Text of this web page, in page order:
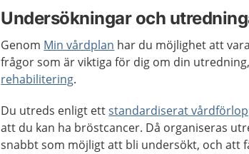
Undersökningar och
Genom Min vårdplan har du möjlighet att
frågor som är viktiga för dig om din
rehabilitering.
Du utreds enligt ettstandardiserat
att du kan ha bröstcancer. Då organiseras
snabbt som möjligt att bli undersökt, och att